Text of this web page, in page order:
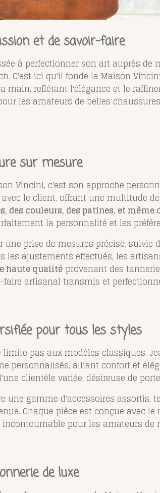
et de savoir-faire
à perfectionner son art auprès de
C'est ici qu'il fonde la Maison
main, reflétant l'élégance et le
les amateurs de belles
sur mesure
Vincini, c'est son approche
le client, offrant une multitude
des couleurs, des patines, et même
la personnalité et les
une prise de mesures précise,
les ajustements effectués, les
haute qualité provenant des
artisanal transmis et
pour tous les styles
pas aux modèles classiques.
personnalisés, alliant confort et
clientèle variée, désireuse de
une gamme d'accessoires assortis,
Chaque pièce est conçue avec
pour les amateurs de
de luxe